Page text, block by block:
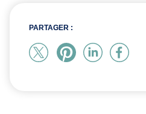
PARTAGER :